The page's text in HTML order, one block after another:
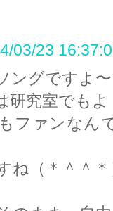
03/23
ングですよ
研究室でも
ファンなん
ね（＊＾＾